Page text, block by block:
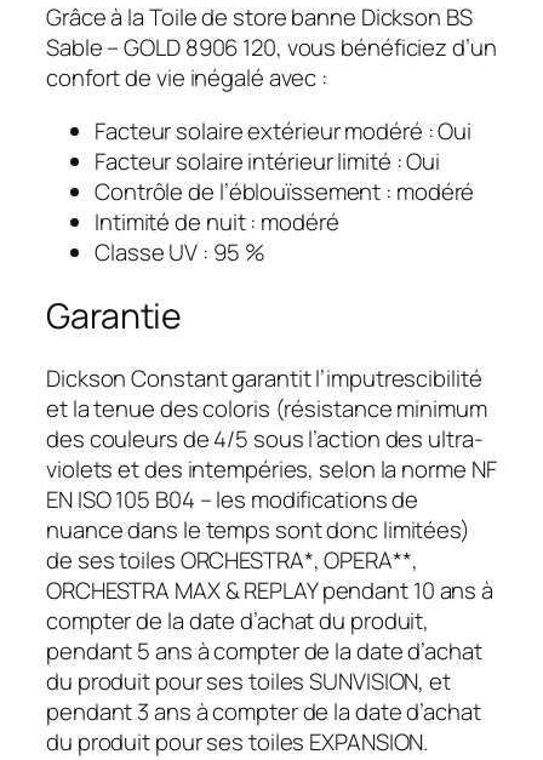
Grâce à la Toile de store banne Dickson BS
Sable – GOLD 8906 120, vous bénéficiez d’un
confort de vie inégalé avec :
Facteur solaire extérieur modéré : Oui
Facteur solaire intérieur limité : Oui
Contrôle de l’éblouïssement : modéré
Intimité de nuit : modéré
Classe UV : 95 %
Garantie
Dickson Constant garantit l’imputrescibilité
et la tenue des coloris (résistance minimum
des couleurs de 4/5 sous l’action des ultra-
violets et des intempéries, selon la norme NF
EN ISO 105 B04 – les modifications de
nuance dans le temps sont donc limitées)
de ses toiles ORCHESTRA*, OPERA**,
ORCHESTRA MAX & REPLAY pendant 10 ans à
compter de la date d’achat du produit,
pendant 5 ans à compter de la date d’achat
du produit pour ses toiles SUNVISION, et
pendant 3 ans à compter de la date d’achat
du produit pour ses toiles EXPANSION.